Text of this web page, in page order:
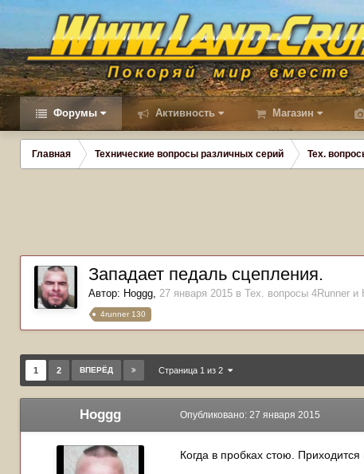
Форумы Активность Магазин
Главная Технические вопросы различных серий Тех.
Западает педаль сцепления.
Автор: Hoggg, 27 января 2015 в Тех. вопросы 4Runner и
4runner 130
1 2 ВПЕРЁД Страница 1 из 2
Hoggg Опубликовано: 27 января 2015
Когда в пробках стою. Приходится